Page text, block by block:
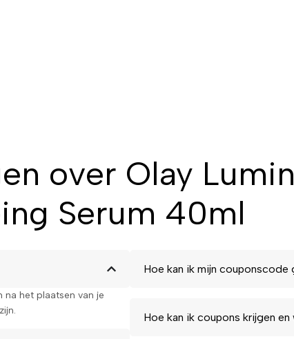
over Olay
Serum 40ml
het plaatsen van je
Hoe kan ik mijn couponscode
Hoe kan ik coupons krijgen